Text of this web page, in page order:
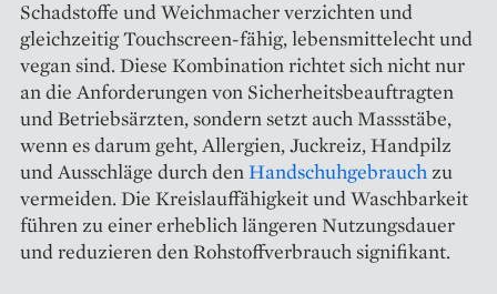
Schadstoffe und Weichmacher verzichten und
gleichzeitig Touchscreen-fähig, lebensmittelecht und
vegan sind. Diese Kombination richtet sich nicht nur
an die Anforderungen von Sicherheitsbeauftragten
und Betriebsärzten, sondern setzt auch Massstäbe,
wenn es darum geht, Allergien, Juckreiz, Handpilz
und Ausschläge durch denHandschuhgebrauchzu
vermeiden. Die Kreislauffähigkeit und Waschbarkeit
führen zu einer erheblich längeren Nutzungsdauer
und reduzieren den Rohstoffverbrauch signifikant.